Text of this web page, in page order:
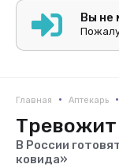
Вы не
Главная • Аптекарь •
В России
ковида»